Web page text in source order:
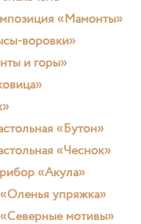
«Мамонты»
воровки»
и горы»
«Бутон»
«Чеснок»
«Акула»
упряжка»
мотивы»